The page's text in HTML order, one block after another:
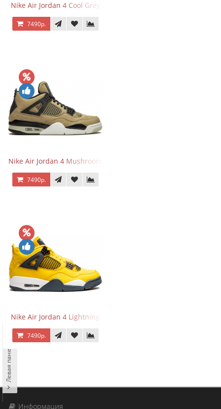
Nike Air Jordan 4 Cool Grey
7490р.
Nike Air Jordan 4 Mushroom
7490р.
Nike Air Jordan 4 Lightning
7490р.
Информация
Левая панель